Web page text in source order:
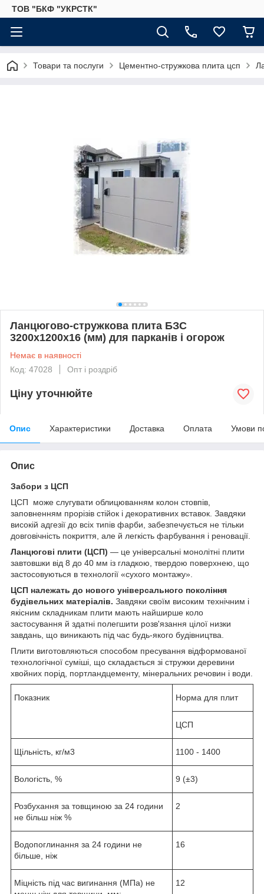
ТОВ "БКФ "УКРСТК"
Товари та послуги Цементно-стружкова плита цсп
Ланцюгово-стружкова плита БЗС
3200х1200х16 (мм) для парканів і огорож
Немає в наявності
Код: 47028
Опт і роздріб
Ціну уточнюйте
Опис Характеристики Доставка Оплата Умови
Опис
Забори з ЦСП
ЦСП може слугувати облицюванням колон стовпів,
заповненням прорізів стійок і декоративних вставок. Завдяки
високій адгезії до всіх типів фарби, забезпечується не тільки
довговічність покриття, але й легкість фарбування і реновації.
Ланцюгові плити (ЦСП) — це універсальні монолітні плити
завтовшки від 8 до 40 мм із гладкою, твердою поверхнею, що
застосовуються в технології «сухого монтажу».
ЦСП належать до нового універсального покоління
будівельних матеріалів. Завдяки своїм високим технічним і
якісним складникам плити мають найширше коло
застосування й здатні полегшити розв'язання цілої низки
завдань, що виникають під час будь-якого будівництва.
Плити виготовляються способом пресування відформованої
технологічної суміші, що складається зі стружки деревини
хвойних порід, портландцементу, мінеральних речовин і води.
Показник Норма для плит
ЦСП
Щільність, кг/м3 1100 - 1400
Вологість, % 9 (±3)
Розбухання за товщиною за 24 години
не більш ніж %
2
Водопоглинання за 24 години не
більше, ніж
16
Міцність під час вигинання (МПа) не
12